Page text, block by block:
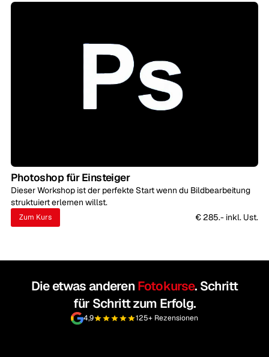
Photoshop für Einsteiger
Dieser Workshop ist der perfekte Start wenn du Bildbearbeitung
struktuiert erlernen willst.
Zum Kurs € 285.- inkl. Ust.
Die etwas anderen Fotokurse. Schritt
für Schritt zum Erfolg.
4,9 125+ Rezensionen